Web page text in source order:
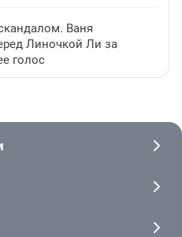
Ваня
Линочкой Ли за
голос